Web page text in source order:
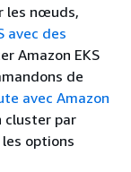
les nœuds,
avec des
Amazon EKS
de
avec Amazon
cluster par
options